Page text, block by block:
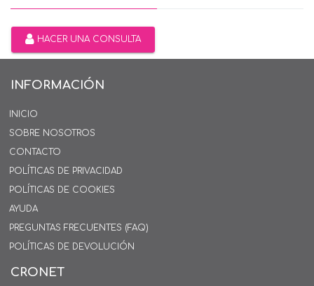
HACER UNA CONSULTA
INFORMACIÓN
INICIO
SOBRE NOSOTROS
CONTACTO
POLÍTICAS DE PRIVACIDAD
POLÍTICAS DE COOKIES
AYUDA
PREGUNTAS FRECUENTES (FAQ)
POLÍTICAS DE DEVOLUCIÓN
CRONET